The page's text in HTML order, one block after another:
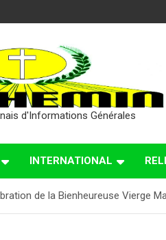
d'Informations Générales
INTERNATIONAL
de la Bienheureuse Vierge